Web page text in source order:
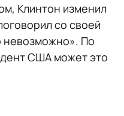
Клинтон изменил
со своей
невозможно». По
США может это